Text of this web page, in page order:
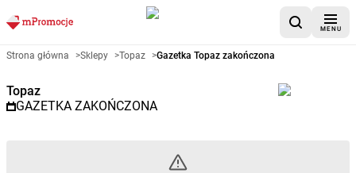
MENU
Gazetka promocyjna Topaz –
Strona główna >Sklepy >Topaz >Gazetka Topaz zakończona
Topaz
GAZETKA ZAKOŃCZONA